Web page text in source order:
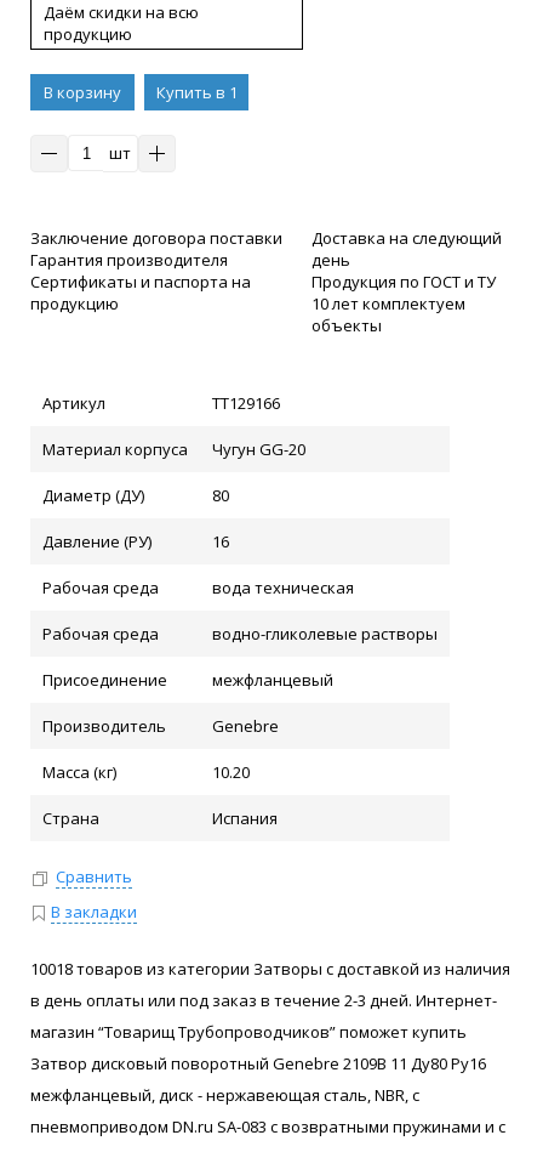
Даём скидки на всю
продукцию
В корзину
Купить в 1
шт
Заключение договора поставки
Гарантия производителя
Сертификаты и паспорта на
продукцию
Доставка на следующий
день
Продукция по ГОСТ и ТУ
10 лет комплектуем
объекты
Артикул ТТ129166
Материал корпуса Чугун GG-20
Диаметр (ДУ) 80
Давление (РУ) 16
Рабочая среда вода техническая
Рабочая среда водно-гликолевые растворы
Присоединение межфланцевый
Производитель Genebre
Масса (кг) 10.20
Страна Испания
Сравнить
В закладки
10018 товаров из категории Затворы с доставкой из наличия
в день оплаты или под заказ в течение 2-3 дней. Интернет-
магазин “Товарищ Трубопроводчиков” поможет купить
Затвор дисковый поворотный Genebre 2109В 11 Ду80 Ру16
межфланцевый, диск - нержавеющая сталь, NBR, с
пневмоприводом DN.ru SA-083 с возвратными пружинами и с